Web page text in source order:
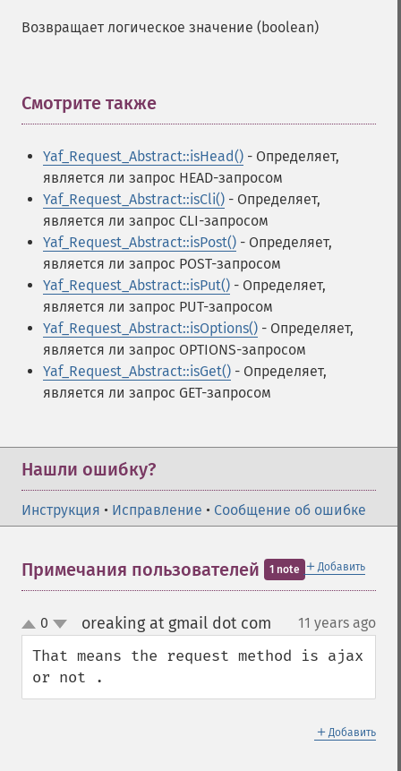
Возвращает логическое значение (boolean)
Смотрите также
Yaf_Request_Abstract::isHead() - Определяет,
является ли запрос HEAD-запросом
Yaf_Request_Abstract::isCli() - Определяет,
является ли запрос CLI-запросом
Yaf_Request_Abstract::isPost() - Определяет,
является ли запрос POST-запросом
Yaf_Request_Abstract::isPut() - Определяет,
является ли запрос PUT-запросом
Yaf_Request_Abstract::isOptions() - Определяет,
является ли запрос OPTIONS-запросом
Yaf_Request_Abstract::isGet() - Определяет,
является ли запрос GET-запросом
Нашли ошибку?
Инструкция • Исправление • Сообщение об ошибке
＋ Добавить
Примечания пользователей 1 note
up
down
0 oreaking at gmail dot com 11 years ago
That means the request method is ajax
or not .
＋ Добавить